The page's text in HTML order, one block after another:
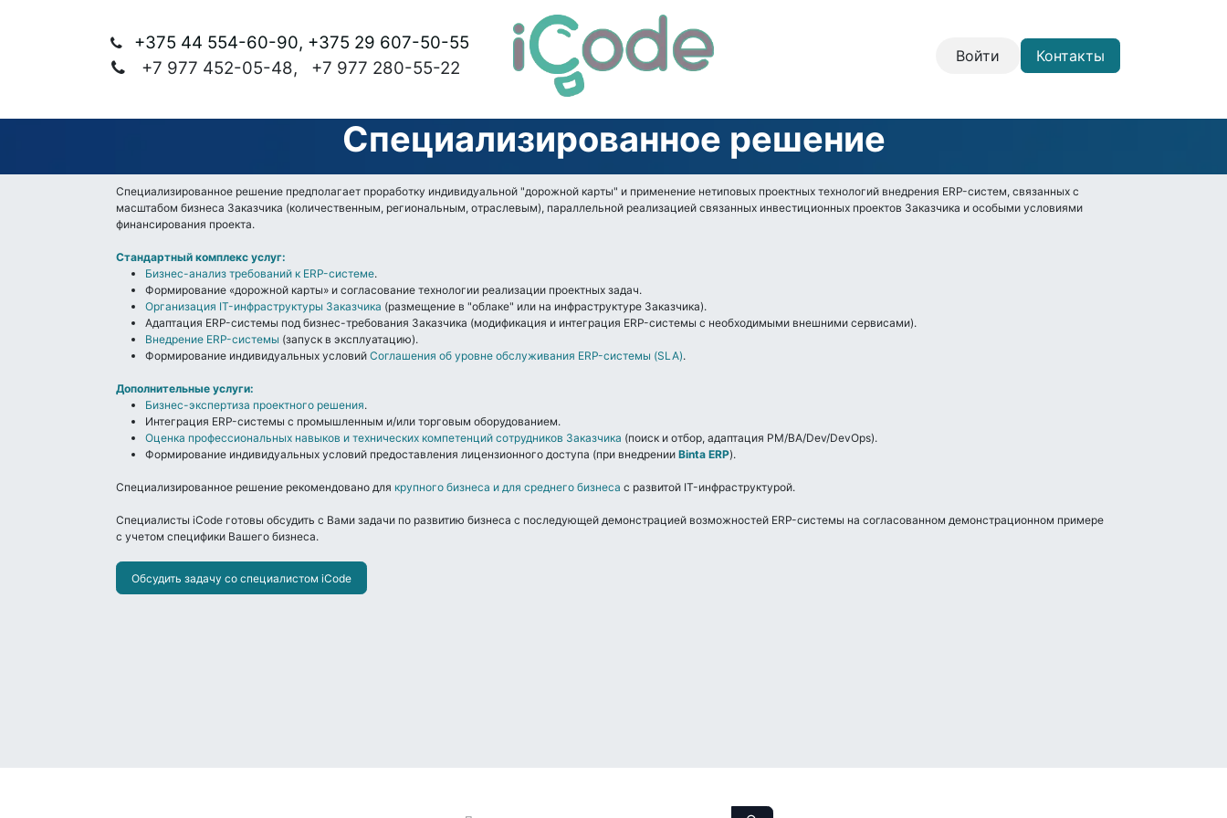
+375 44 554-60-90, +375 29 607-50-55
+7 977 452-05-48, +7 977 280-55-22
Войти Контакты
Специализированное решение
Специализированное решение предполагает проработку индивидуальной "дорожной карты" и применение нетиповых проектных технологий внедрения ERP-систем, связанных с
масштабом бизнеса Заказчика (количественным, региональным, отраслевым), параллельной реализацией связанных инвестиционных проектов Заказчика и особыми условиями
финансирования проекта.
Стандартный комплекс услуг:
Бизнес-анализ требований к ERP-системе.
Формирование «дорожной карты» и согласование технологии реализации проектных задач.
Организация IT-инфраструктуры Заказчика (размещение в "облаке" или на инфраструктуре Заказчика).
Адаптация ERP-системы под бизнес-требования Заказчика (модификация и интеграция ERP-системы с необходимыми внешними сервисами).
Внедрение ERP-системы (запуск в эксплуатацию).
Формирование индивидуальных условий Соглашения об уровне обслуживания ERP-системы (SLA).
Дополнительные услуги:
Бизнес-экспертиза проектного решения.
Интеграция ERP-системы с промышленным и/или торговым оборудованием.
Оценка профессиональных навыков и технических компетенций сотрудников Заказчика (поиск и отбор, адаптация PM/BA/Dev/DevOps).
Формирование индивидуальных условий предоставления лицензионного доступа (при внедрении Binta ERP).
Специализированное решение рекомендовано для крупного бизнеса и для среднего бизнеса с развитой IT-инфраструктурой.
Специалисты iCode готовы обсудить с Вами задачи по развитию бизнеса с последующей демонстрацией возможностей ERP-системы на согласованном демонстрационном примере
с учетом специфики Вашего бизнеса.
Обсудить задачу со специалистом iCode